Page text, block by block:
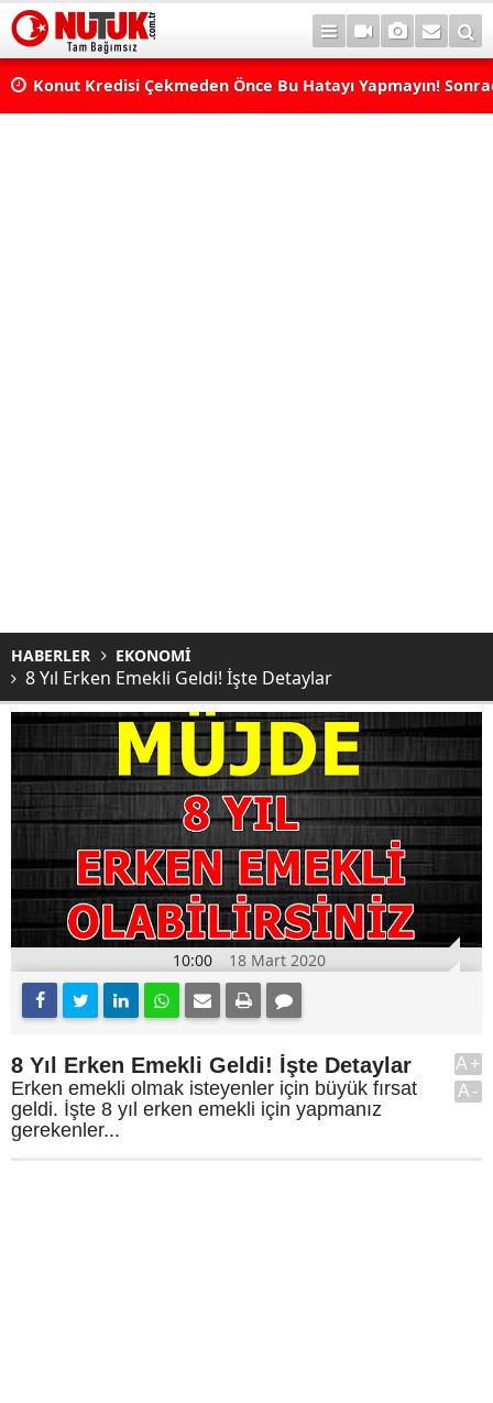
Konut Kredisi Çekmeden Önce Bu Hatayı Yapmayın!
HABERLER EKONOMİ
8 Yıl Erken Emekli Geldi! İşte Detaylar
10:00 18 Mart 2020
8 Yıl Erken Emekli Geldi! İşte Detaylar
Erken emekli olmak isteyenler için büyük fırsat
geldi. İşte 8 yıl erken emekli için yapmanız
gerekenler...
A+
A-